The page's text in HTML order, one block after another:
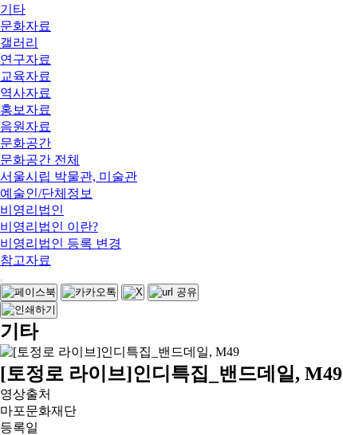
기타
문화자료
갤러리
연구자료
교육자료
역사자료
홍보자료
음원자료
문화공간
문화공간 전체
서울시립 박물관, 미술관
예술인/단체정보
비영리법인
비영리법인 이란?
비영리법인 등록 변경
참고자료
기타
[토정로 라이브]인디특집_밴드데일, M49
영상출처
마포문화재단
등록일